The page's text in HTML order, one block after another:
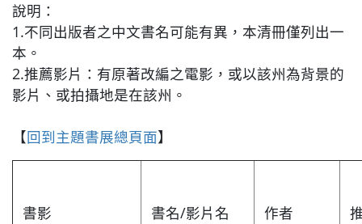
說明：
1.不同出版者之中文書名可能有異，本清冊僅列出一
本。
2.推薦影片：有原著改編之電影，或以該州為背景的
影片、或拍攝地是在該州。
【回到主題書展總頁面】
書影 書名/影片名 作者